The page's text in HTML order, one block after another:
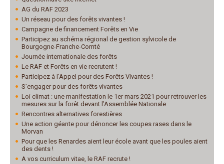
AG du RAF 2023
Un réseau pour des forêts vivantes !
Campagne de financement Forêts en Vie
Participez au schéma régional de gestion sylvicole de
Bourgogne-Franche-Comté
Journée internationale des forêts
Le RAF et Forêts en vie recrutent !
Participez à l’Appel pour des Forêts Vivantes !
S’engager pour des forêts vivantes
Loi climat : une manifestation le 1er mars 2021 pour retrouver les
mesures sur la forêt devant l’Assemblée Nationale
Rencontres alternatives forestières
Une action géante pour dénoncer les coupes rases dans le
Morvan
Pour que les Renardes aient leur école avant que les poules aient
des dents !
A vos curriculum vitae, le RAF recrute !